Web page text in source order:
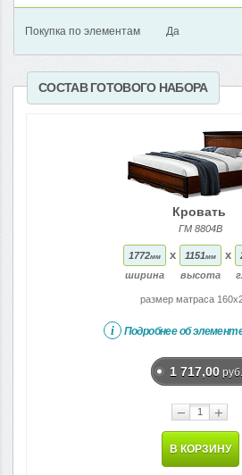
Покупка по элементам Да
СОСТАВ ГОТОВОГО НАБОРА
Кровать
ГМ 8804В
1772мм
ширина
x 1151мм
высота
x
размер матраса
i Подробнее об
1 717,00 руб.
− +
В КОРЗИНУ